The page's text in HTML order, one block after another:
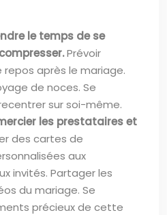
le temps de se
Prévoir
repos après le mariage.
de noces. Se
sur soi-même.
les prestataires et
des cartes de
aux
invités. Partager les
du mariage. Se
précieux de cette